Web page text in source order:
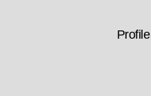
Profile